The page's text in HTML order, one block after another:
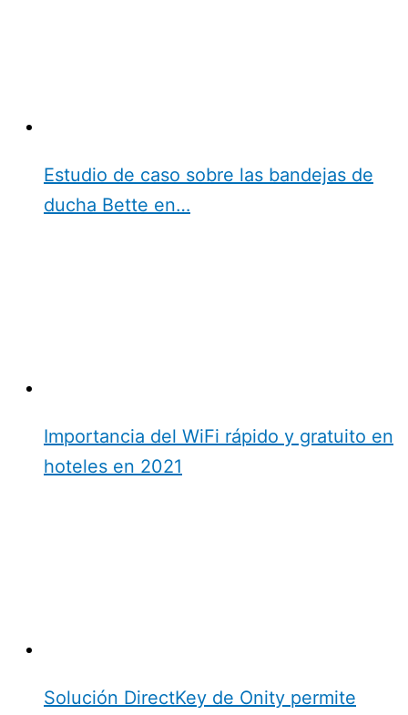
Estudio de caso sobre las bandejas de
ducha Bette en…
Importancia del WiFi rápido y gratuito en
hoteles en 2021
Solución DirectKey de Onity permite